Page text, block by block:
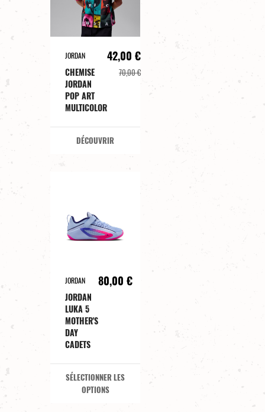
JORDAN
CHEMISE
JORDAN
POP ART
MULTICOLOR
42,00 €
70,00 €
DÉCOUVRIR
JORDAN
JORDAN
LUKA 5
MOTHER'S
DAY
CADETS
80,00 €
SÉLECTIONNER LES
OPTIONS